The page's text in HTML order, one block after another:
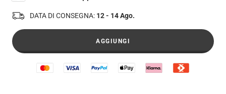
DATA DI CONSEGNA: 12 - 14 Ago.
AGGIUNGI